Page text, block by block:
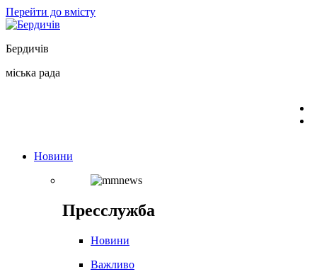
Перейти до вмісту
Бердичів
міська рада
Новини
Пресслужба
Новини
Важливо